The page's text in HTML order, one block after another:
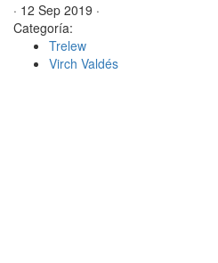
· 12 Sep 2019 ·
Categoría:
Trelew
Virch Valdés